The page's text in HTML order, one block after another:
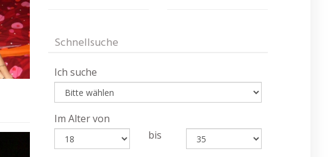
Schnellsuche
Ich suche
Im Alter von
bis